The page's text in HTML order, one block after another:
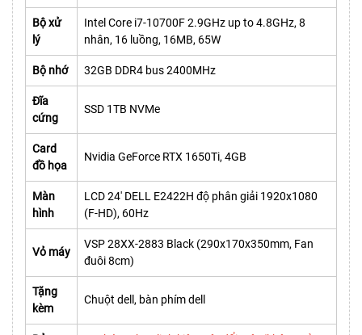
Bộ xử
lý
Intel Core i7-10700F 2.9GHz up to 4.8GHz, 8
nhân, 16 luồng, 16MB, 65W
Bộ nhớ 32GB DDR4 bus 2400MHz
Đĩa
cứng
SSD 1TB NVMe
Card
đồ họa
Nvidia GeForce RTX 1650Ti, 4GB
Màn
hình
LCD 24' DELL E2422H độ phân giải 1920x1080
(F-HD), 60Hz
Vỏ máy
VSP 28XX-2883 Black (290x170x350mm, Fan
đuôi 8cm)
Tặng
kèm
Chuột dell, bàn phím dell